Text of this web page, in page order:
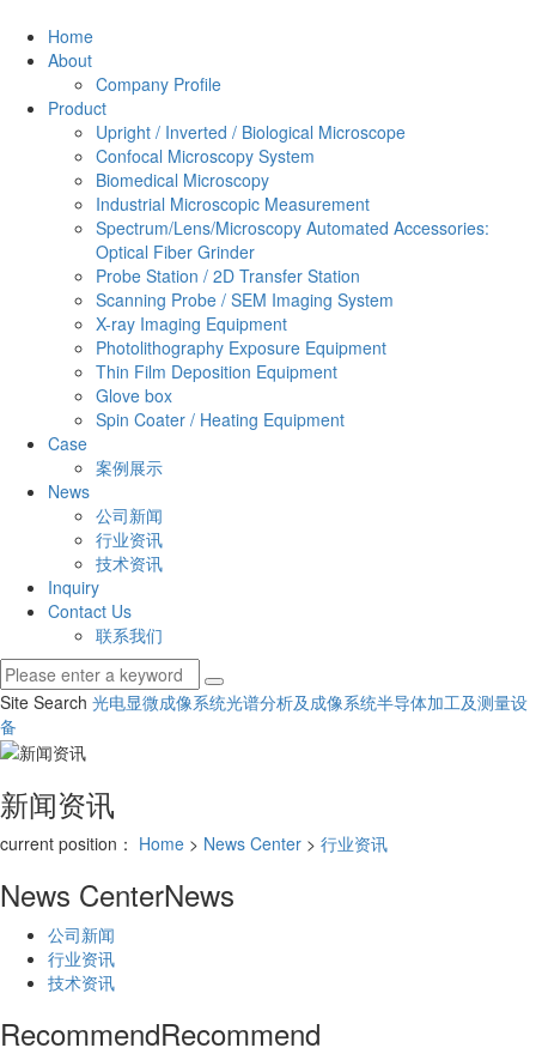
Home
About
Company Profile
Product
Upright / Inverted / Biological Microscope
Confocal Microscopy System
Biomedical Microscopy
Industrial Microscopic Measurement
Spectrum/Lens/Microscopy Automated Accessories:
Optical Fiber Grinder
Probe Station / 2D Transfer Station
Scanning Probe / SEM Imaging System
X-ray Imaging Equipment
Photolithography Exposure Equipment
Thin Film Deposition Equipment
Glove box
Spin Coater / Heating Equipment
Case
案例展示
News
公司新闻
行业资讯
技术资讯
Inquiry
Contact Us
联系我们
Site Search 光电显微成像系统光谱分析及成像系统半导体加工及测量设
备
新闻资讯
current position： Home > News Center > 行业资讯
News CenterNews
公司新闻
行业资讯
技术资讯
RecommendRecommend